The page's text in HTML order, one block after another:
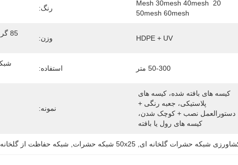
20 Mesh 30mesh 40mesh
50mesh 60mesh
رنگ:
HDPE + UV وزن:
50-300 متر استفاده:
کیسه های رول یا بافته
نمونه:
شبکه حشرات گلخانه ای , 50x25 شبكه حشرات شبکه حفاظت از گلخانه